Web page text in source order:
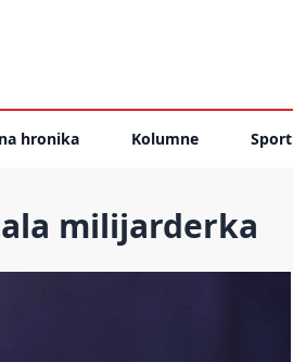
hronika Kolumne Sport
milijarderka